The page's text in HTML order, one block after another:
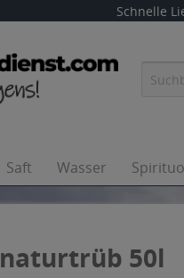
Schnelle
Saft Wasser
50l